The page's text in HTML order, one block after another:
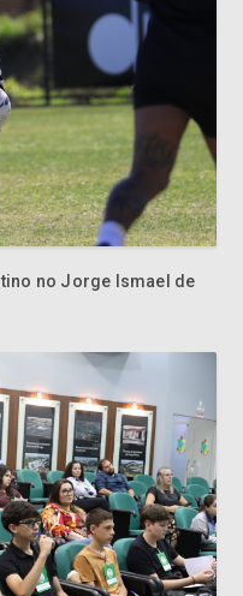
no Jorge Ismael de